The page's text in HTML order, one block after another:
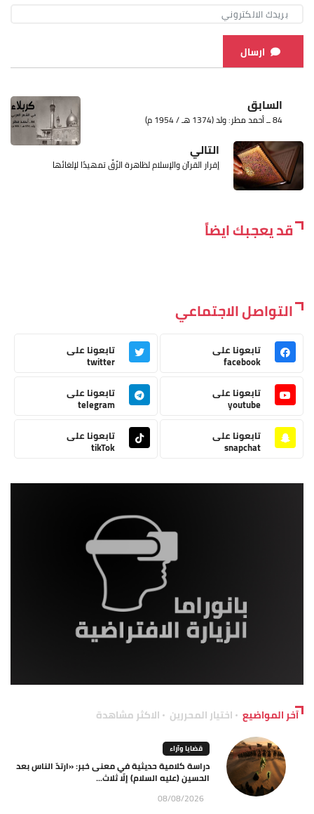
ارسال
السابق
84 ــ أحمد مطر: ولد (1374 هـ / 1954 م)
التالي
إقرار القرآن والإسلام لظاهرة الرِّقِّ تمهيدًا لإلغائها
قد يعجبك ايضاً
التواصل الاجتماعي
تابعونا على
facebook
تابعونا على
twitter
تابعونا على
youtube
تابعونا على
telegram
تابعونا على
snapchat
تابعونا على
tikTok
آخر المواضيع اختيار المحررين الاكثر مشاهدة
قضايا وآراء
دراسة كلامية حديثية في معنى خبر: «ارتدّ الناس بعد
الحسين (عليه السلام) إلّا ثلاث...
08/08/2026